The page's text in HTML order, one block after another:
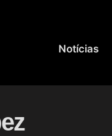
Notícias